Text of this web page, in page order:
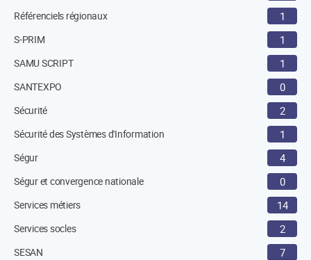
Référenciels régionaux 1
S-PRIM 1
SAMU SCRIPT 1
SANTEXPO 0
Sécurité 2
Sécurité des Systèmes d'Information 1
Ségur 4
Ségur et convergence nationale 0
Services métiers 14
Services socles 2
SESAN 7